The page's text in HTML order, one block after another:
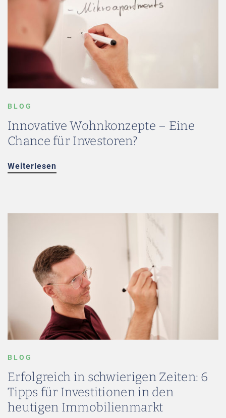
BLOG
Innovative Wohnkonzepte – Eine
Chance für Investoren?
Weiterlesen
BLOG
Erfolgreich in schwierigen Zeiten: 6
Tipps für Investitionen in den
heutigen Immobilienmarkt